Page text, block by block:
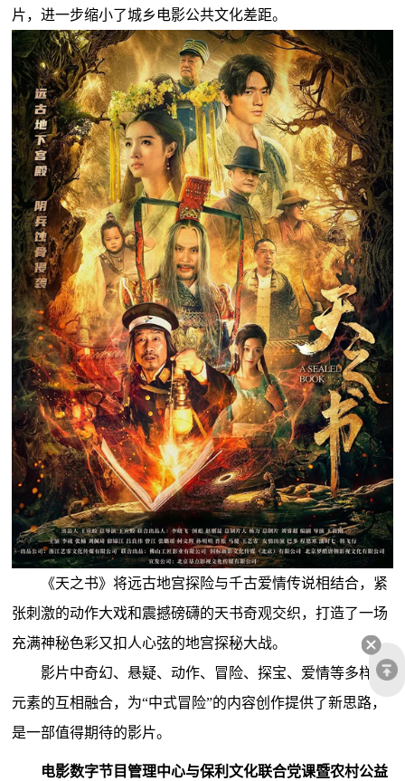
片，进一步缩小了城乡电影公共文化差距。
《天之书》将远古地宫探险与千古爱情传说相结合，紧
张刺激的动作大戏和震撼磅礴的天书奇观交织，打造了一场
充满神秘色彩又扣人心弦的地宫探秘大战。
影片中奇幻、悬疑、动作、冒险、探宝、爱情等多样化
元素的互相融合，为“中式冒险”的内容创作提供了新思路，
是一部值得期待的影片。
电影数字节目管理中心与保利文化联合党课暨农村公益